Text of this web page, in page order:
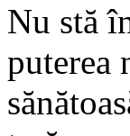
Nu stă
puterea